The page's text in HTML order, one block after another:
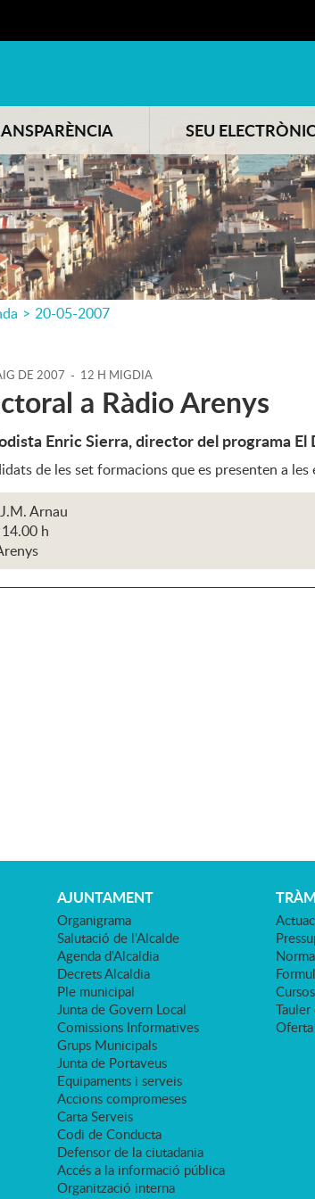
SEU
> 20-05-2007
DE 2007 - 12 H MIGDIA
a Ràdio Arenys
Enric Sierra, director del programa El
de les set formacions que es presenten a
Arnau
h
AJUNTAMENT
Organigrama
Salutació de l'Alcalde
Agenda d'Alcaldia
Decrets Alcaldia
Ple municipal
Junta de Govern Local
Comissions Informatives
Grups Municipals
Junta de Portaveus
Equipaments i serveis
Accions compromeses
Carta Serveis
Codi de Conducta
Defensor de la ciutadania
Accés a la informació pública
Organització interna
Cursos